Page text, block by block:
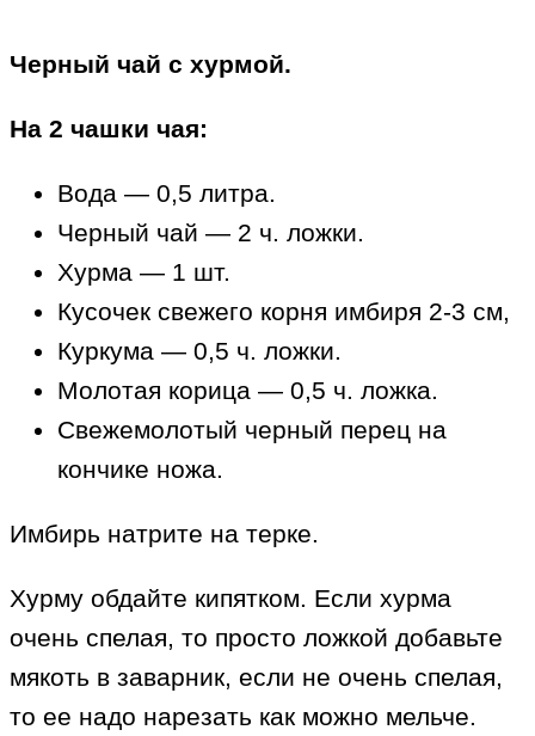
Черный чай с хурмой.
На 2 чашки чая:
Вода — 0,5 литра.
Черный чай — 2 ч. ложки.
Хурма — 1 шт.
Кусочек свежего корня имбиря 2-3 см,
Куркума — 0,5 ч. ложки.
Молотая корица — 0,5 ч. ложка.
Свежемолотый черный перец на
кончике ножа.
Имбирь натрите на терке.
Хурму обдайте кипятком. Если хурма
очень спелая, то просто ложкой добавьте
мякоть в заварник, если не очень спелая,
то ее надо нарезать как можно мельче.